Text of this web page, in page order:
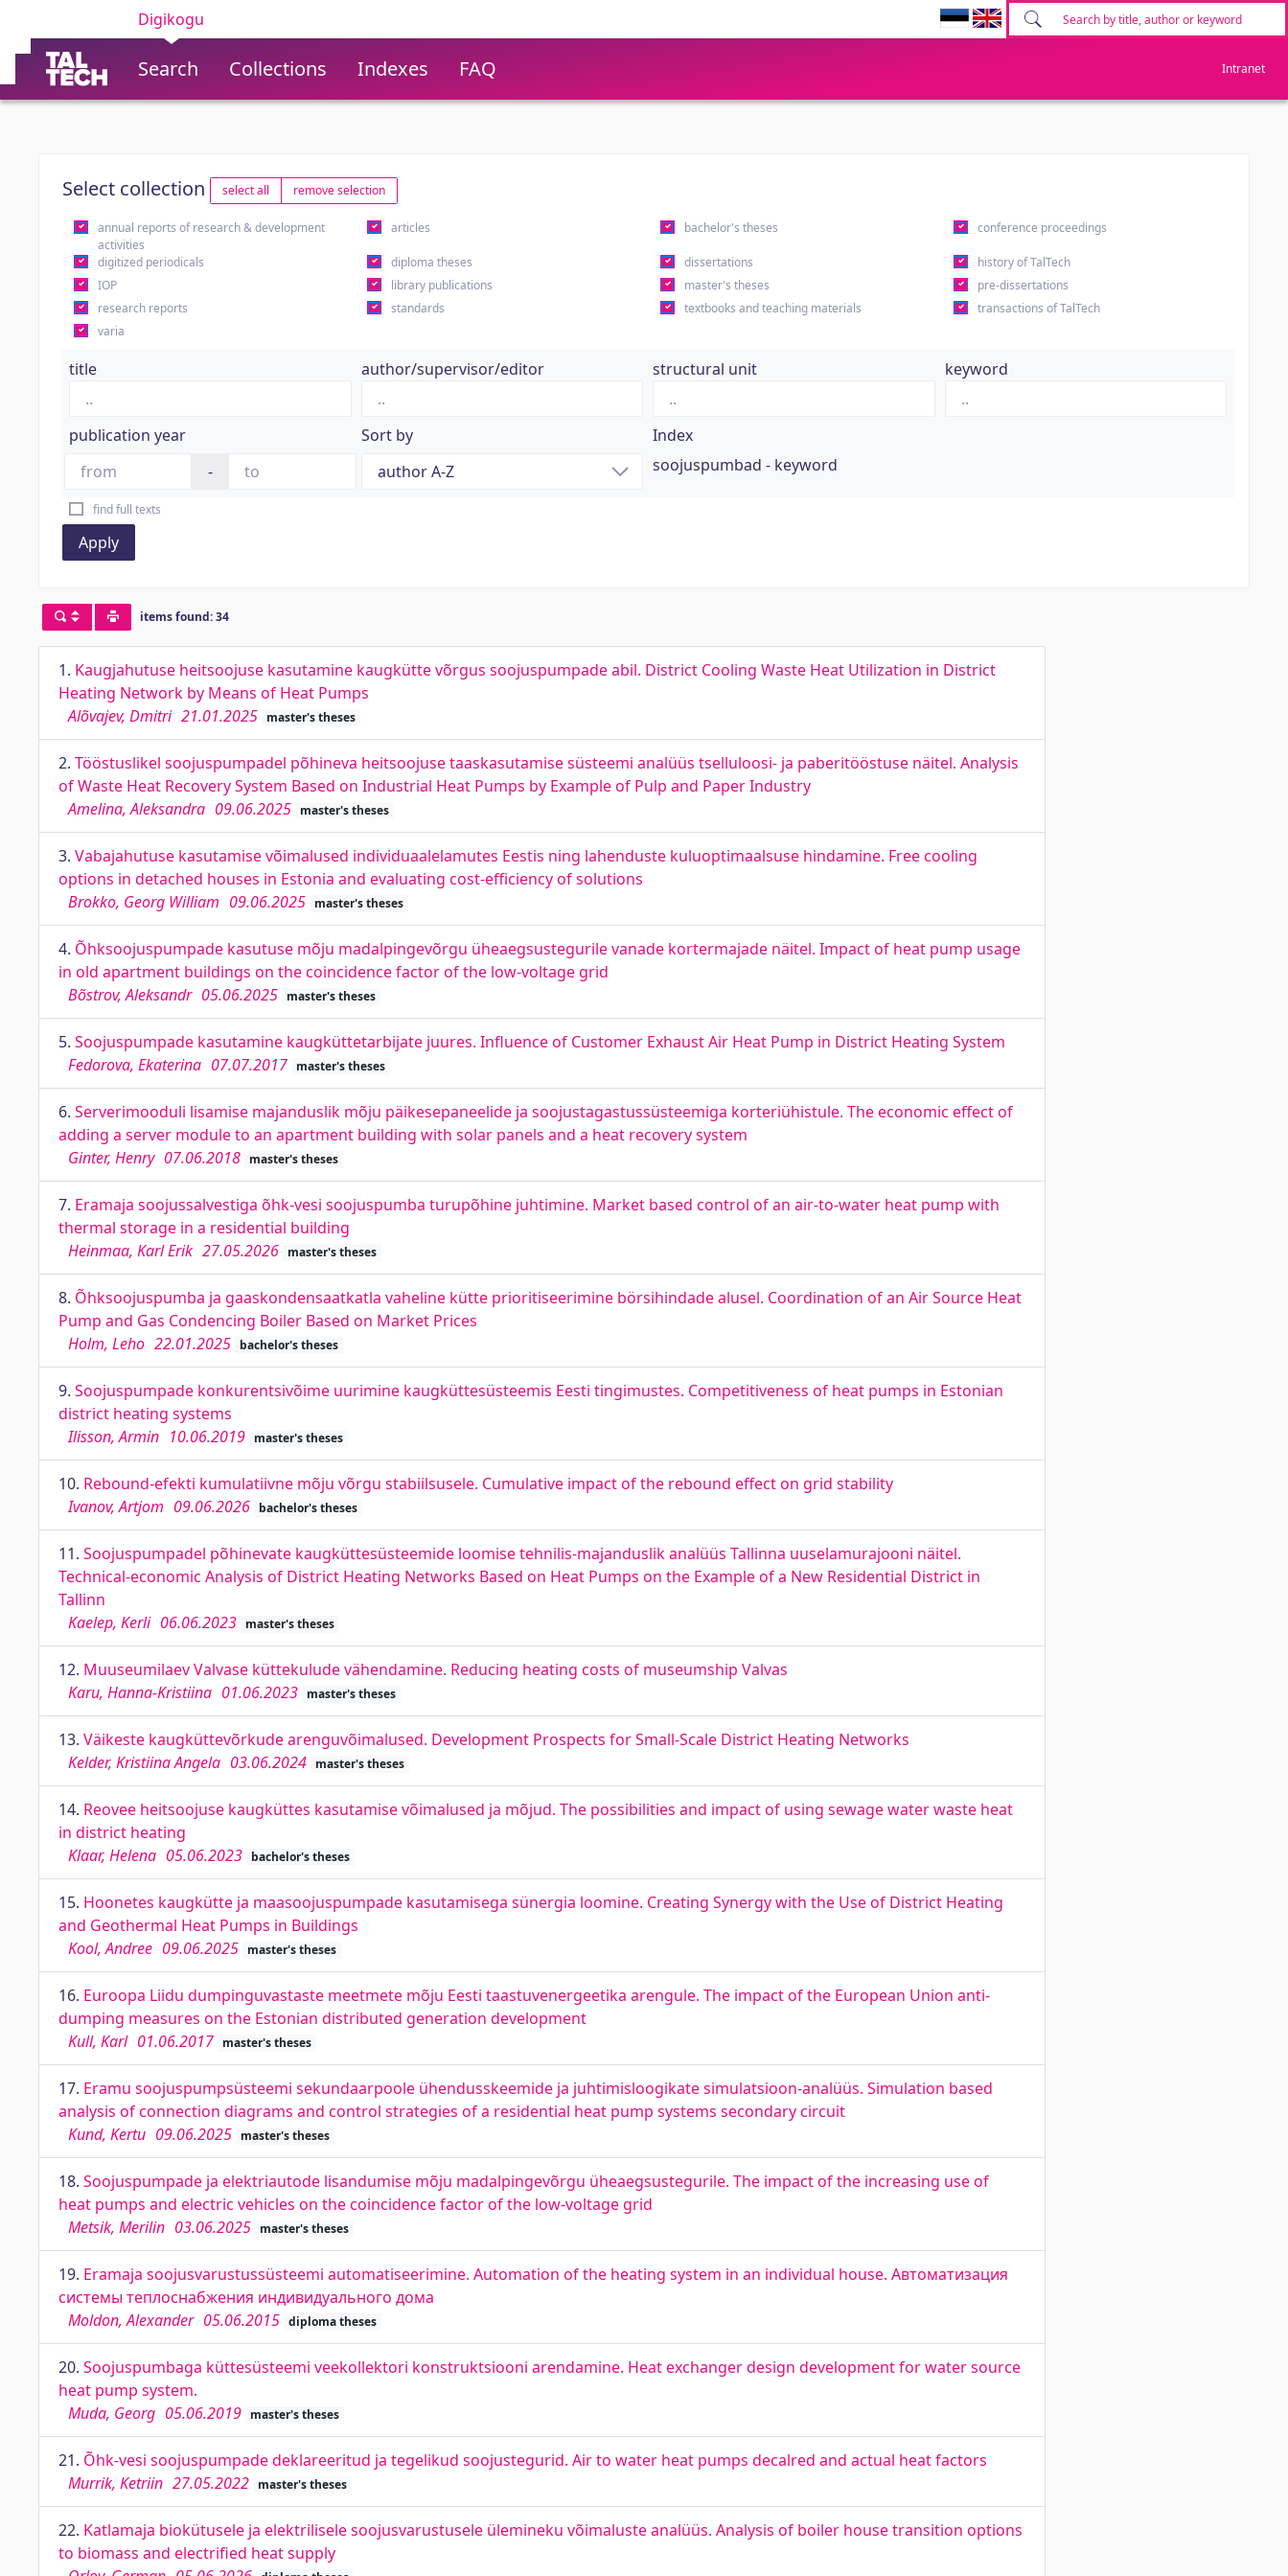
Digikogu
Search Collections Indexes FAQ Intranet
Select collection select all remove selection
annual reports of research & development
activities
articles bachelor's theses conference proceedings
digitized periodicals diploma theses dissertations
history of TalTech
IOP
library publications master's theses
pre-dissertations
research reports
standards textbooks and teaching materials
transactions of TalTech
varia
title author/supervisor/editor structural unit keyword
publication year
-
Sort by
Index
soojuspumbad - keyword
find full texts
Apply
items found: 34
1. Kaugjahutuse heitsoojuse kasutamine kaugkütte võrgus soojuspumpade abil. District Cooling Waste Heat Utilization in District
Heating Network by Means of Heat Pumps
Alõvajev, Dmitri 21.01.2025 master's theses
2. Tööstuslikel soojuspumpadel põhineva heitsoojuse taaskasutamise süsteemi analüüs tselluloosi- ja paberitööstuse näitel. Analysis
of Waste Heat Recovery System Based on Industrial Heat Pumps by Example of Pulp and Paper Industry
Amelina, Aleksandra 09.06.2025 master's theses
3. Vabajahutuse kasutamise võimalused individuaalelamutes Eestis ning lahenduste kuluoptimaalsuse hindamine. Free cooling
options in detached houses in Estonia and evaluating cost-efficiency of solutions
Brokko, Georg William 09.06.2025 master's theses
4. Õhksoojuspumpade kasutuse mõju madalpingevõrgu üheaegsustegurile vanade kortermajade näitel. Impact of heat pump usage
in old apartment buildings on the coincidence factor of the low-voltage grid
Bõstrov, Aleksandr 05.06.2025 master's theses
5. Soojuspumpade kasutamine kaugküttetarbijate juures. Influence of Customer Exhaust Air Heat Pump in District Heating System
Fedorova, Ekaterina 07.07.2017 master's theses
6. Serverimooduli lisamise majanduslik mõju päikesepaneelide ja soojustagastussüsteemiga korteriühistule. The economic effect of
adding a server module to an apartment building with solar panels and a heat recovery system
Ginter, Henry 07.06.2018 master's theses
7. Eramaja soojussalvestiga õhk-vesi soojuspumba turupõhine juhtimine. Market based control of an air-to-water heat pump with
thermal storage in a residential building
Heinmaa, Karl Erik 27.05.2026 master's theses
8. Õhksoojuspumba ja gaaskondensaatkatla vaheline kütte prioritiseerimine börsihindade alusel. Coordination of an Air Source Heat
Pump and Gas Condencing Boiler Based on Market Prices
Holm, Leho 22.01.2025 bachelor's theses
9. Soojuspumpade konkurentsivõime uurimine kaugküttesüsteemis Eesti tingimustes. Competitiveness of heat pumps in Estonian
district heating systems
Ilisson, Armin 10.06.2019 master's theses
10. Rebound-efekti kumulatiivne mõju võrgu stabiilsusele. Cumulative impact of the rebound effect on grid stability
Ivanov, Artjom 09.06.2026 bachelor's theses
11. Soojuspumpadel põhinevate kaugküttesüsteemide loomise tehnilis-majanduslik analüüs Tallinna uuselamurajooni näitel.
Technical-economic Analysis of District Heating Networks Based on Heat Pumps on the Example of a New Residential District in
Tallinn
Kaelep, Kerli 06.06.2023 master's theses
12. Muuseumilaev Valvase küttekulude vähendamine. Reducing heating costs of museumship Valvas
Karu, Hanna-Kristiina 01.06.2023 master's theses
13. Väikeste kaugküttevõrkude arenguvõimalused. Development Prospects for Small-Scale District Heating Networks
Kelder, Kristiina Angela 03.06.2024 master's theses
14. Reovee heitsoojuse kaugküttes kasutamise võimalused ja mõjud. The possibilities and impact of using sewage water waste heat
in district heating
Klaar, Helena 05.06.2023 bachelor's theses
15. Hoonetes kaugkütte ja maasoojuspumpade kasutamisega sünergia loomine. Creating Synergy with the Use of District Heating
and Geothermal Heat Pumps in Buildings
Kool, Andree 09.06.2025 master's theses
16. Euroopa Liidu dumpinguvastaste meetmete mõju Eesti taastuvenergeetika arengule. The impact of the European Union anti-
dumping measures on the Estonian distributed generation development
Kull, Karl 01.06.2017 master's theses
17. Eramu soojuspumpsüsteemi sekundaarpoole ühendusskeemide ja juhtimisloogikate simulatsioon-analüüs. Simulation based
analysis of connection diagrams and control strategies of a residential heat pump systems secondary circuit
Kund, Kertu 09.06.2025 master's theses
18. Soojuspumpade ja elektriautode lisandumise mõju madalpingevõrgu üheaegsustegurile. The impact of the increasing use of
heat pumps and electric vehicles on the coincidence factor of the low-voltage grid
Metsik, Merilin 03.06.2025 master's theses
19. Eramaja soojusvarustussüsteemi automatiseerimine. Automation of the heating system in an individual house. Автоматизация
системы теплоснабжения индивидуального дома
Moldon, Alexander 05.06.2015 diploma theses
20. Soojuspumbaga küttesüsteemi veekollektori konstruktsiooni arendamine. Heat exchanger design development for water source
heat pump system.
Muda, Georg 05.06.2019 master's theses
21. Õhk-vesi soojuspumpade deklareeritud ja tegelikud soojustegurid. Air to water heat pumps decalred and actual heat factors
Murrik, Ketriin 27.05.2022 master's theses
22. Katlamaja biokütusele ja elektrilisele soojusvarustusele ülemineku võimaluste analüüs. Analysis of boiler house transition options
to biomass and electrified heat supply